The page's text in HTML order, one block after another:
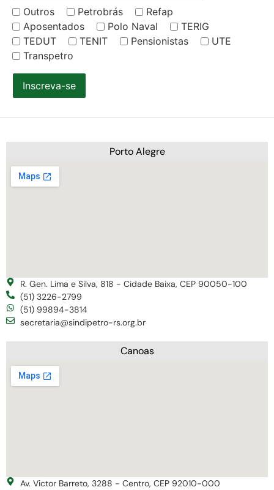
Outros Petrobrás
Refap
Aposentados
Polo Naval
TERIG
TEDUT
TENIT Pensionistas
UTE
Transpetro
Inscreva-se
Porto Alegre
R. Gen. Lima e Silva, 818 - Cidade Baixa, CEP 90050-100
(51) 3226-2799
(51) 99894-3814
secretaria@sindipetro-rs.org.br
Canoas
Av. Victor Barreto, 3288 - Centro, CEP 92010-000